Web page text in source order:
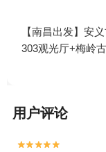
【南昌出发】安
303观光厅+梅岭
用户评论

